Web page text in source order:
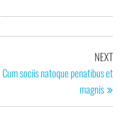
NEXT
Cum sociis natoque penatibus et
magnis